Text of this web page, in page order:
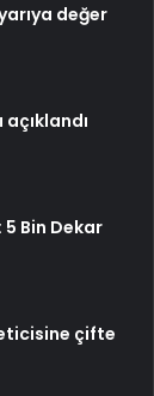
değer
Bin Dekar
çifte